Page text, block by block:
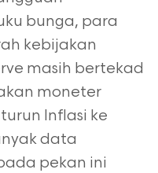
bunga, para
kebijakan
masih bertekad
moneter
Inflasi ke
data
pekan ini